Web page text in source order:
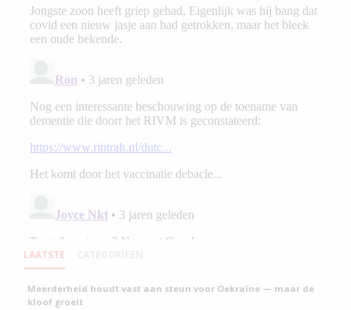
LAATSTE
Meerderheid houdt vast aan steun voor Oekraïne — maar de
kloof groeit